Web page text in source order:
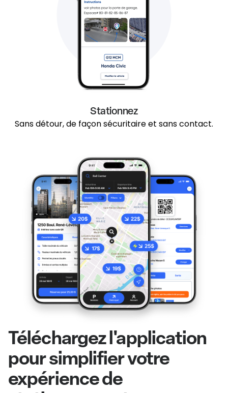
Stationnez
Sans détour, de façon sécuritaire et sans contact.
Téléchargez l'application
pour simplifier votre
expérience de